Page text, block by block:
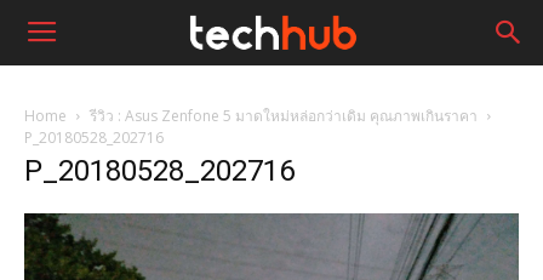
Home
รีวิว : Asus Zenfone 5 มาดใหม่หล่อกว่าเดิม คุณภาพเกินราคา
P_20180528_202716
P_20180528_202716